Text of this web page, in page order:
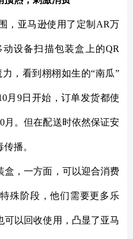
，亚马逊使用了定制 AR万
设备扫描包装盒上的QR
，看到栩栩如生的“南瓜”
月9日开始，订单发货都使
月。但在配送时依然保证安
播。
盒，一方面，可以迎合消费
殊阶段，他们需要更多乐
可以回收使用，凸显了亚马